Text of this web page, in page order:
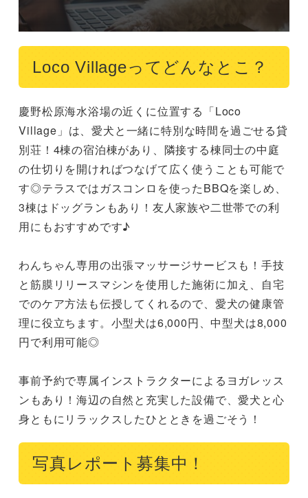
Loco Villageってどんなとこ？
慶野松原海水浴場の近くに位置する「Loco
Village」は、愛犬と一緒に特別な時間を過ごせる貸
別荘！4棟の宿泊棟があり、隣接する棟同士の中庭
の仕切りを開ければつなげて広く使うことも可能で
す◎テラスではガスコンロを使ったBBQを楽しめ、
3棟はドッグランもあり！友人家族や二世帯での利
用にもおすすめです♪
わんちゃん専用の出張マッサージサービスも！手技
と筋膜リリースマシンを使用した施術に加え、自宅
でのケア方法も伝授してくれるので、愛犬の健康管
理に役立ちます。小型犬は6,000円、中型犬は8,000
円で利用可能◎
事前予約で専属インストラクターによるヨガレッス
ンもあり！海辺の自然と充実した設備で、愛犬と心
身ともにリラックスしたひとときを過ごそう！
写真レポート募集中！